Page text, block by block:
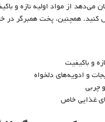
می‌دهد از مواد اولیه تازه و
کنید. همچنین، پخت همبرگر
و باکیفیت
و ادویه‌های دلخواه
چربی
غذایی خاص